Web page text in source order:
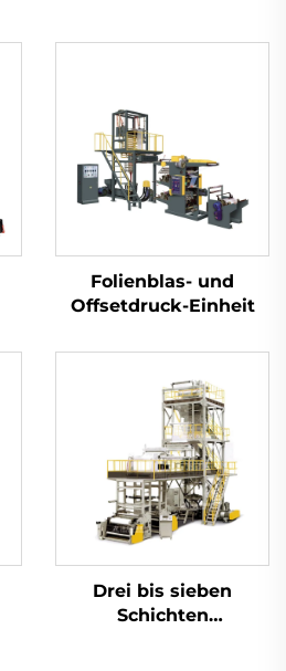
Folienblas- und
Offsetdruck-Einheit
Drei bis sieben
Schichten